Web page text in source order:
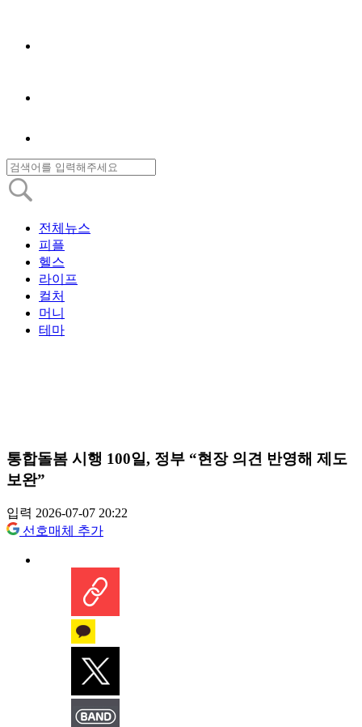
전체뉴스
피플
헬스
라이프
컬처
머니
테마
통합돌봄 시행 100일, 정부 “현장 의견 반영해 제도
보완”
입력 2026-07-07 20:22
선호매체 추가